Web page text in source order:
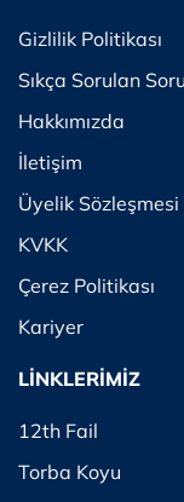
Gizlilik Politikası
Sıkça Sorulan
Hakkımızda
İletişim
Üyelik Sözleşmesi
KVKK
Çerez Politikası
Kariyer
LİNKLERİMİZ
12th Fail
Torba Koyu